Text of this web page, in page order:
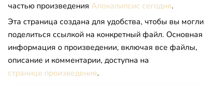
частью произведения Апокалипсис сегодня.
Эта страница создана для удобства, чтобы вы могли
поделиться ссылкой на конкретный файл. Основная
информация о произведении, включая все файлы,
описание и комментарии, доступна на
странице произведения.